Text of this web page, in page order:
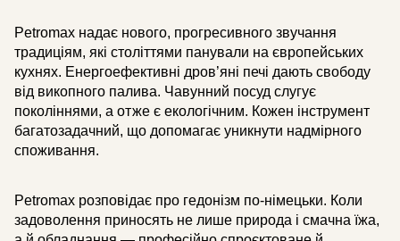
Petromax надає нового, прогресивного звучання
традиціям, які століттями панували на європейських
кухнях. Енергоефективні дров’яні печі дають свободу
від викопного палива. Чавунний посуд слугує
поколіннями, а отже є екологічним. Кожен інструмент
багатозадачний, що допомагає уникнути надмірного
споживання.
Petromax розповідає про гедонізм по-німецьки. Коли
задоволення приносять не лише природа і смачна їжа,